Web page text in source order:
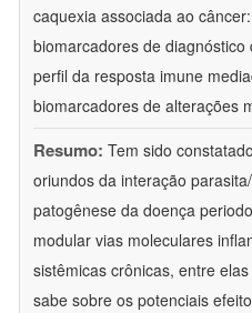
caquexia associada ao
biomarcadores de
perfil da resposta imune
biomarcadores de alterações
Resumo: Tem sido
oriundos da interação
patogênese da doença
modular vias moleculares
sistêmicas crônicas, entre
sabe sobre os potenciais